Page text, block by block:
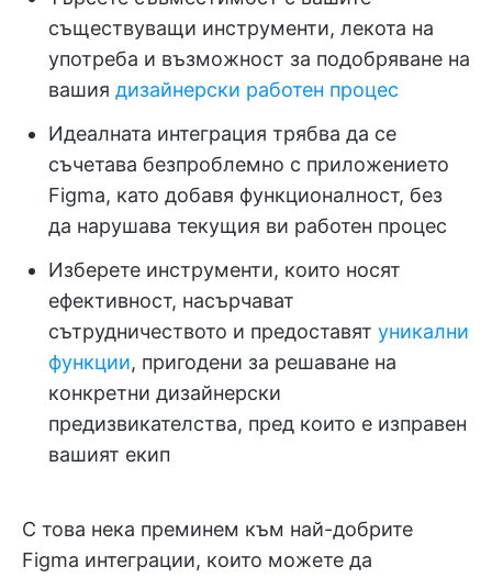
съществуващи инструменти, лекота на
употреба и възможност за подобряване на
вашия дизайнерски работен процес
Идеалната интеграция трябва да се
съчетава безпроблемно с приложението
Figma, като добавя функционалност, без
да нарушава текущия ви работен процес
Изберете инструменти, които носят
ефективност, насърчават
сътрудничеството и предоставят уникални
функции, пригодени за решаване на
конкретни дизайнерски
предизвикателства, пред които е изправен
вашият екип
С това нека преминем към най-добрите
Figma интеграции, които можете да